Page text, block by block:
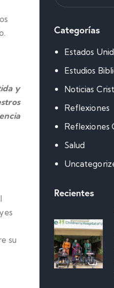
y
su
Categorías
Estados
Estudios
Noticias
Reflexiones
Reflexiones
Salud
Recientes